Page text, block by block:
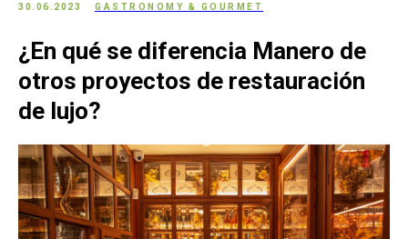
30.06.2023 GASTRONOMY & GOURMET
¿En qué se diferencia Manero de
otros proyectos de restauración
de lujo?